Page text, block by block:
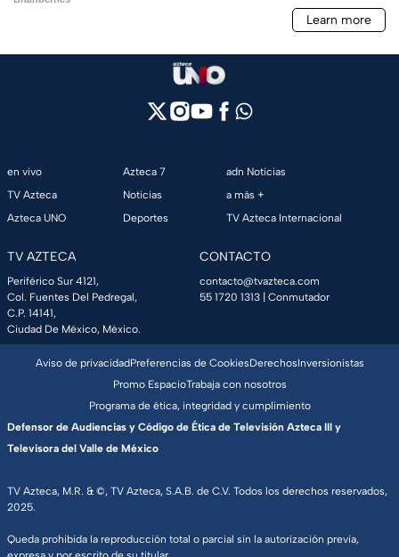
en vivo
TV Azteca
Azteca UNO
Azteca 7
Noticias
Deportes
adn Noticias
a más +
TV Azteca Internacional
TV AZTECA
Periférico Sur 4121,
Col. Fuentes Del Pedregal,
C.P. 14141,
Ciudad De México, México.
CONTACTO
contacto@tvazteca.com
55 1720 1313 | Conmutador
TV Azteca, M.R. & ©, TV Azteca, S.A.B. de C.V. Todos los derechos reservados,
2025.
Queda prohibida la reproducción total o parcial sin la autorización previa,
Aviso de privacidadPreferencias de CookiesDerechosInversionistas
Promo EspacioTrabaja con nosotros
Programa de ética, integridad y cumplimiento
Defensor de Audiencias y Código de Ética de Televisión Azteca III y
Televisora del Valle de México